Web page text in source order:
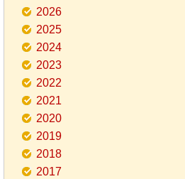
2026
2025
2024
2023
2022
2021
2020
2019
2018
2017